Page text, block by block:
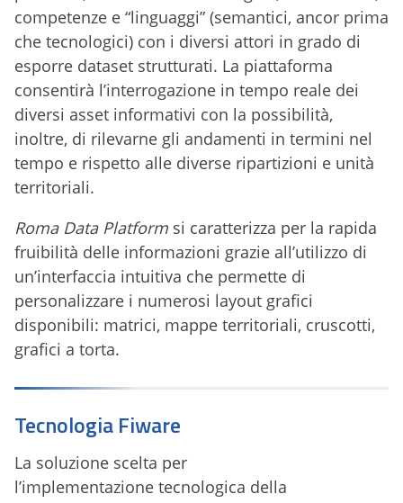
competenze e “linguaggi” (semantici, ancor prima
che tecnologici) con i diversi attori in grado di
esporre dataset strutturati. La piattaforma
consentirà l’interrogazione in tempo reale dei
diversi asset informativi con la possibilità,
inoltre, di rilevarne gli andamenti in termini nel
tempo e rispetto alle diverse ripartizioni e unità
territoriali.
Roma Data Platform si caratterizza per la rapida
fruibilità delle informazioni grazie all’utilizzo di
un’interfaccia intuitiva che permette di
personalizzare i numerosi layout grafici
disponibili: matrici, mappe territoriali, cruscotti,
grafici a torta.
Tecnologia Fiware
La soluzione scelta per
l’implementazione tecnologica della